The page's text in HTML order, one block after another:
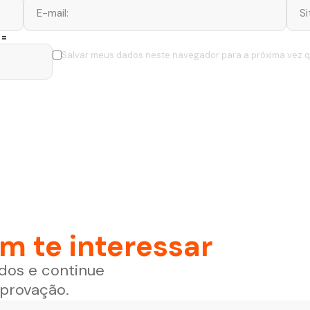
Salvar meus dados neste navegador para a próxima vez
te interessar
e continue